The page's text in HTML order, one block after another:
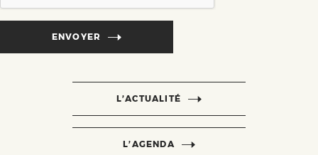
ENVOYER
L’ACTUALITÉ
L’AGENDA